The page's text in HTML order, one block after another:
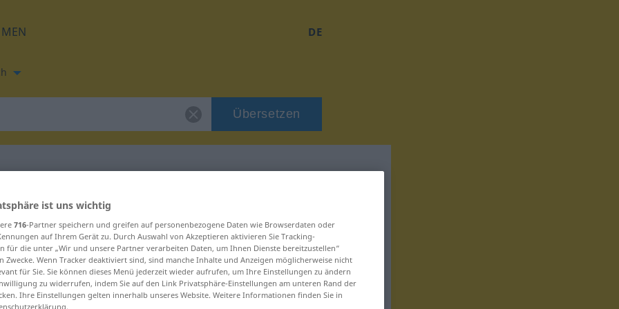
DE
Übersetzen
für "citera"
ist uns wichtig
716-Partner speichern und greifen auf personenbezogene Daten wie Browserdaten oder
auf Ihrem Gerät zu. Durch Auswahl von Akzeptieren aktivieren Sie Tracking-
für die unter „Wir und unsere Partner verarbeiten Daten, um Ihnen Dienste bereitzustellen“
Zwecke. Wenn Tracker deaktiviert sind, sind manche Inhalte und Anzeigen möglicherweise nicht
für Sie. Sie können dieses Menü jederzeit wieder aufrufen, um Ihre Einstellungen zu ändern
zu widerrufen, indem Sie auf den Link Privatsphäre-Einstellungen am unteren Rand der
Ihre Einstellungen gelten innerhalb unseres Website. Weitere Informationen finden Sie in